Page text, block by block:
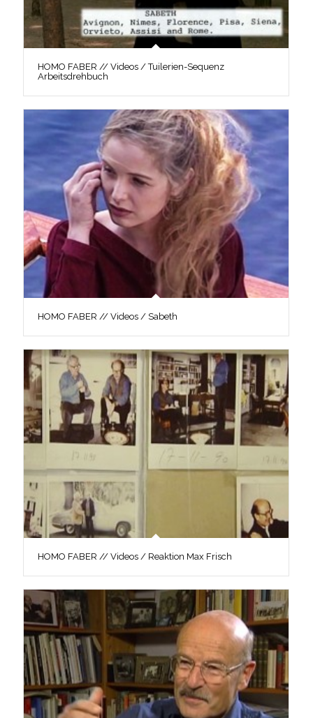
HOMO FABER // Videos / Tuilerien-Sequenz
Arbeitsdrehbuch
HOMO FABER // Videos / Sabeth
HOMO FABER // Videos / Reaktion Max Frisch